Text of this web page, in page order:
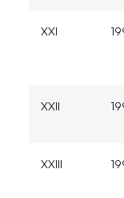
XXI
XXII
XXIII